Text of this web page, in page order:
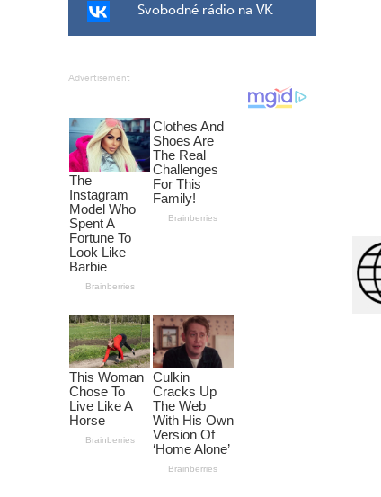
Svobodné rádio na VK
Advertisement